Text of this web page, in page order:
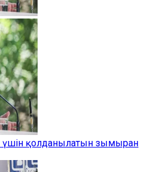
үшін қолданылатын зымыран